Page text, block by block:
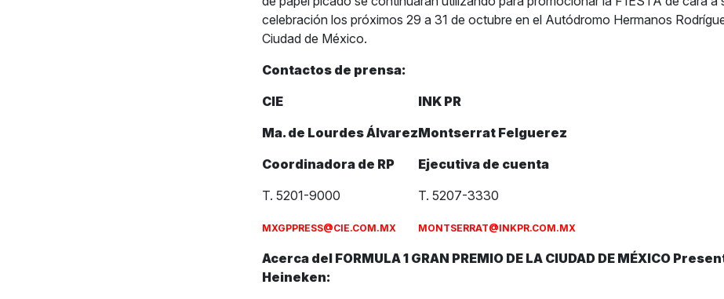
celebración los próximos 29 a 31 de octubre en el Autódromo Hermanos
Ciudad de México.
Contactos de prensa:
CIE
Ma. de Lourdes Álvarez
Coordinadora de RP
T. 5201-9000
MXGPPRESS@CIE.COM.MX
INK PR
Montserrat Felguerez
Ejecutiva de cuenta
T. 5207-3330
MONTSERRAT@INKPR.COM.MX
Acerca del FORMULA 1 GRAN PREMIO DE LA CIUDAD DE MÉXICO
Heineken: